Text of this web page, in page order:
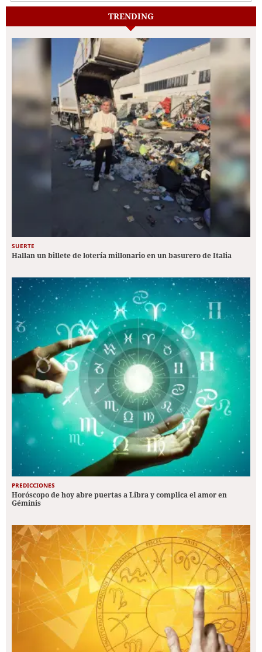
TRENDING
SUERTE
Hallan un billete de lotería millonario en un basurero de Italia
PREDICCIONES
Horóscopo de hoy abre puertas a Libra y complica el amor en
Géminis